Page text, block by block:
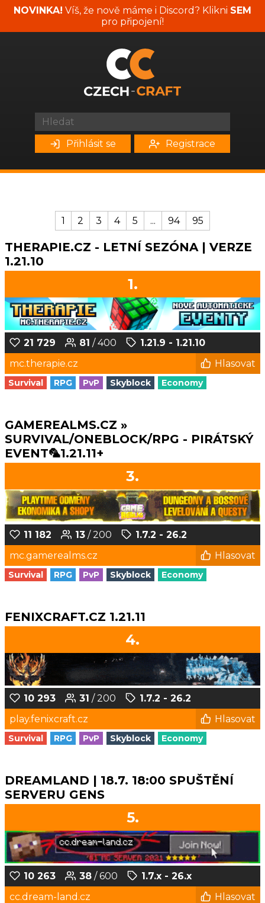
NOVINKA! Víš, že nově máme i Discord? Klikni SEM
pro připojení!
Přihlásit se Registrace
1 2 3 4 5 ... 94 95
THERAPIE.CZ - LETNÍ SEZÓNA | VERZE
1.21.10
1.
21 729 81 / 400
1.21.9 - 1.21.10
mc.therapie.cz
Hlasovat
Survival RPG PvP Skyblock Economy
GAMEREALMS.CZ »
SURVIVAL/ONEBLOCK/RPG - PIRÁTSKÝ
EVENT🦜1.21.11+
3.
11 182 13 / 200
1.7.2 - 26.2
mc.gamerealms.cz
Hlasovat
Survival RPG PvP Skyblock Economy
FENIXCRAFT.CZ 1.21.11
4.
10 293 31 / 200
1.7.2 - 26.2
play.fenixcraft.cz
Hlasovat
Survival RPG PvP Skyblock Economy
DREAMLAND | 18.7. 18:00 SPUŠTĚNÍ
SERVERU GENS
5.
10 263 38 / 600
1.7.x - 26.x
cc.dream-land.cz
Hlasovat